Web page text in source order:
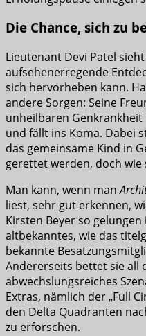
Die Chance, sich zu
Lieutenant Devi Patel
aufsehenerregende
sich hervorheben kann.
andere Sorgen: Seine
unheilbaren
und fällt ins Koma. Dabei
das gemeinsame Kind in
gerettet werden, doch wie
Man kann, wenn man
liest, sehr gut erkennen,
Kirsten Beyer so
altbekanntes, wie das
bekannte
Andererseits bettet sie all
abwechslungsreiches
Extras, nämlich der „Full
den Delta Quadranten
zu erforschen.